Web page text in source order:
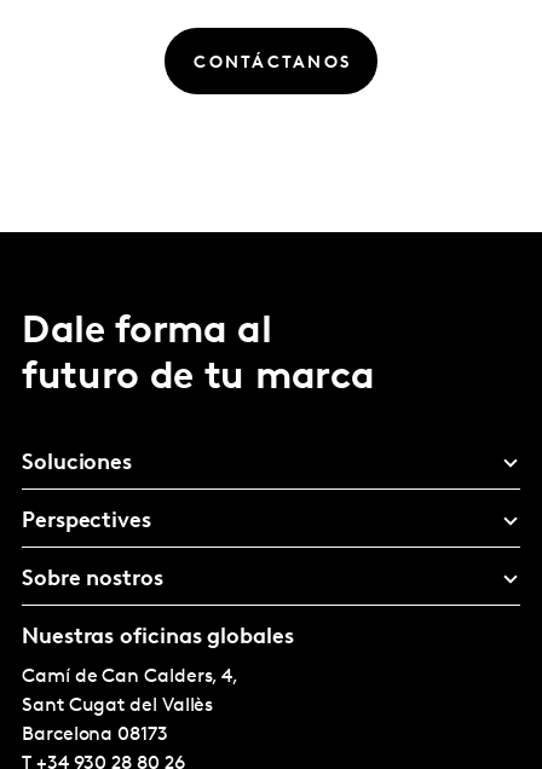
CONTÁCTANOS
Dale forma al
futuro de tu marca
Soluciones
Perspectives
Sobre nostros
Nuestras oficinas globales
Camí de Can Calders, 4,
Sant Cugat del Vallès
Barcelona 08173
T +34 930 28 80 26